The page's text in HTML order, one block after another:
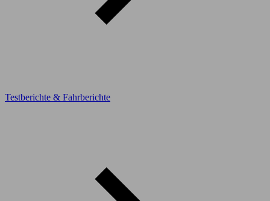
Testberichte & Fahrberichte